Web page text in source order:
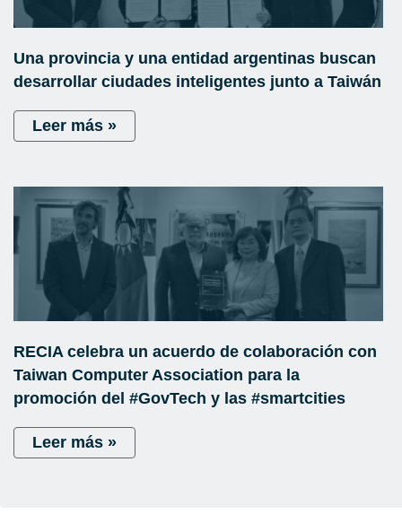
Una provincia y una entidad argentinas buscan
desarrollar ciudades inteligentes junto a Taiwán
Leer más »
RECIA celebra un acuerdo de colaboración con
Taiwan Computer Association para la
promoción del #GovTech y las #smartcities
Leer más »